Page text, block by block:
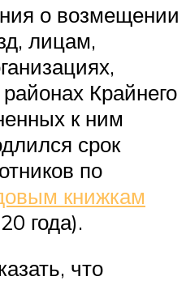
о возмещении
лицам,
Крайнего
к ним
срок
по
книжкам
года).
что